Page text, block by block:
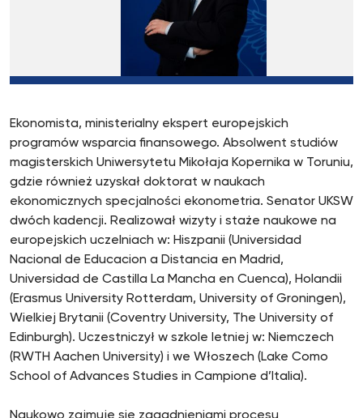
Ekonomista, ministerialny ekspert europejskich
programów wsparcia finansowego. Absolwent studiów
magisterskich Uniwersytetu Mikołaja Kopernika w Toruniu,
gdzie również uzyskał doktorat w naukach
ekonomicznych specjalności ekonometria. Senator UKSW
dwóch kadencji. Realizował wizyty i staże naukowe na
europejskich uczelniach w: Hiszpanii (Universidad
Nacional de Educacion a Distancia en Madrid,
Universidad de Castilla La Mancha en Cuenca), Holandii
(Erasmus University Rotterdam, University of Groningen),
Wielkiej Brytanii (Coventry University, The University of
Edinburgh). Uczestniczył w szkole letniej w: Niemczech
(RWTH Aachen University) i we Włoszech (Lake Como
School of Advances Studies in Campione d’Italia).